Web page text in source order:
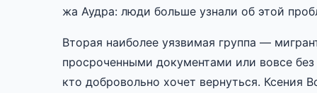
жа Аудра: люди больше узнали об этой
Вторая наиболее уязвимая группа —
просроченными документами или вовсе
кто добровольно хочет вернуться. Ксения